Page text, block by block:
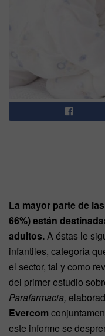
La mayor parte de
66%) están
adultos.A éstas le
infantiles, categoría
el sector, tal y como
del primer estudio
Parafarmacia,
Evercom
este informe se